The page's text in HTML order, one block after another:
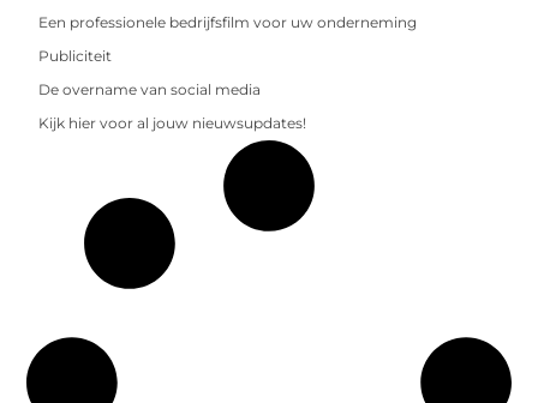
Een professionele bedrijfsfilm voor uw onderneming
Publiciteit
De overname van social media
Kijk hier voor al jouw nieuwsupdates!